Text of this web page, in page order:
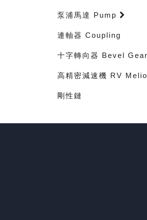
泵浦馬達 Pump
連軸器 Coupling
剛性鏈